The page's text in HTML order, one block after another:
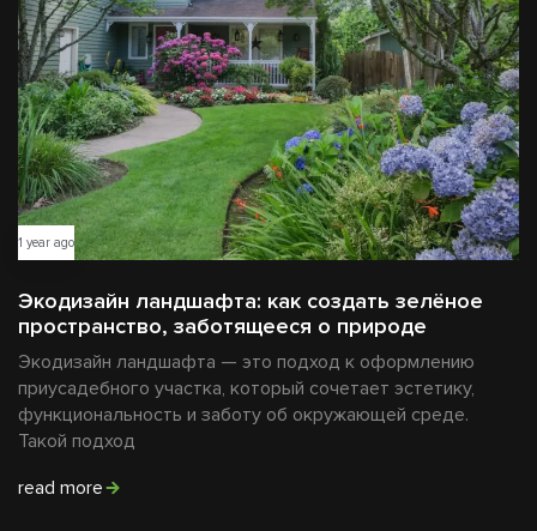
1 year ago
Экодизайн ландшафта: как создать зелёное
пространство, заботящееся о природе
Экодизайн ландшафта — это подход к оформлению
приусадебного участка, который сочетает эстетику,
функциональность и заботу об окружающей среде.
Такой подход
read more